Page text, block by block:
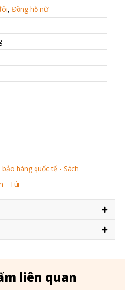
, Đồng hồ nữ
bảo hàng quốc tế - Sách
- Túi
liên quan